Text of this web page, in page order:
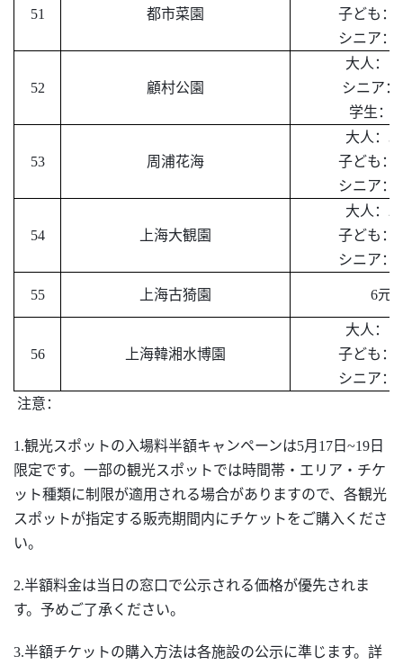
51 都市菜園
子ども：
シニア：
52 顧村公園
大人：
シニア：
学生：
53 周浦花海
大人： 30
子ども：
シニア：
54 上海大観園
大人：
子ども：
シニア：
55 上海古猗園 6元
56 上海韓湘水博園
大人：
子ども：
シニア：
注意：
1.観光スポットの入場料半額キャンペーンは5月17日~19日
限定です。一部の観光スポットでは時間帯・エリア・チケ
ット種類に制限が適用される場合がありますので、各観光
スポットが指定する販売期間内にチケットをご購入くださ
い。
2.半額料金は当日の窓口で公示される価格が優先されま
す。予めご了承ください。
3.半額チケットの購入方法は各施設の公示に準じます。詳